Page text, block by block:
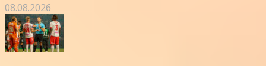
08.08.2026